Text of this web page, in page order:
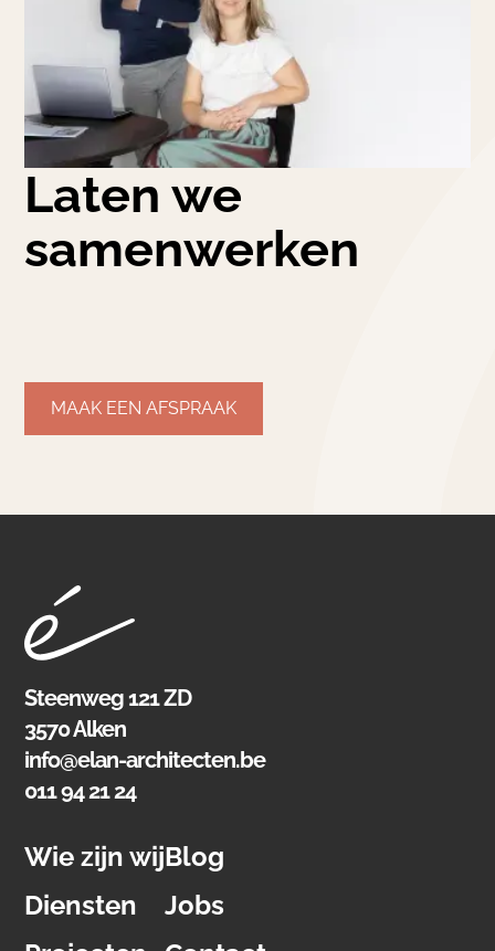
Laten we
samenwerken
MAAK EEN AFSPRAAK
Steenweg 121 ZD
3570 Alken
info@elan-architecten.be
011 94 21 24
Wie zijn wij
Diensten
Blog
Jobs